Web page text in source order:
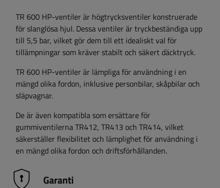
TR 600 HP-ventiler är högtrycksventiler konstruerade
för slanglösa hjul. Dessa ventiler är tryckbeständiga upp
till 5,5 bar, vilket gör dem till ett idealiskt val för
tillämpningar som kräver stabilt och säkert däcktryck.
TR 600 HP-ventiler är lämpliga för användning i en
mängd olika fordon, inklusive personbilar, skåpbilar och
släpvagnar.
De är även kompatibla som ersättare för
gummiventilerna TR412, TR413 och TR414, vilket
säkerställer flexibilitet och lämplighet för användning i
en mängd olika fordon och driftsförhållanden.
Garanti